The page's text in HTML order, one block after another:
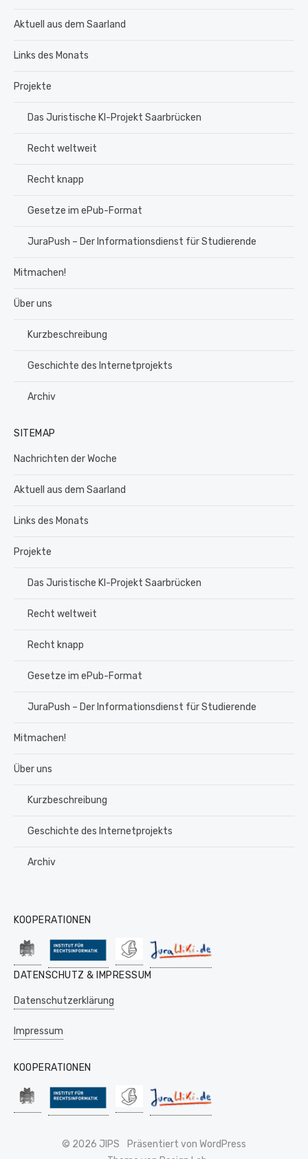
Aktuell aus dem Saarland
Links des Monats
Projekte
Das Juristische KI-Projekt Saarbrücken
Recht weltweit
Recht knapp
Gesetze im ePub-Format
JuraPush – Der Informationsdienst für Studierende
Mitmachen!
Über uns
Kurzbeschreibung
Geschichte des Internetprojekts
Archiv
SITEMAP
Nachrichten der Woche
Aktuell aus dem Saarland
Links des Monats
Projekte
Das Juristische KI-Projekt Saarbrücken
Recht weltweit
Recht knapp
Gesetze im ePub-Format
JuraPush – Der Informationsdienst für Studierende
Mitmachen!
Über uns
Kurzbeschreibung
Geschichte des Internetprojekts
Archiv
KOOPERATIONEN
DATENSCHUTZ & IMPRESSUM
Datenschutzerklärung
Impressum
KOOPERATIONEN
© 2026 JIPS
Präsentiert von WordPress